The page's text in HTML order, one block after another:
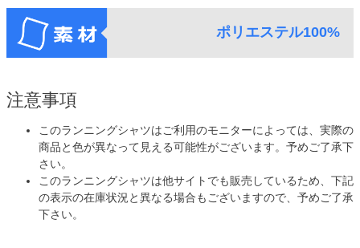
ポリエステル100%
注意事項
このランニングシャツはご利用のモニターによっては、実際の
商品と色が異なって見える可能性がございます。予めご了承下
さい。
このランニングシャツは他サイトでも販売しているため、下記
の表示の在庫状況と異なる場合もございますので、予めご了承
下さい。